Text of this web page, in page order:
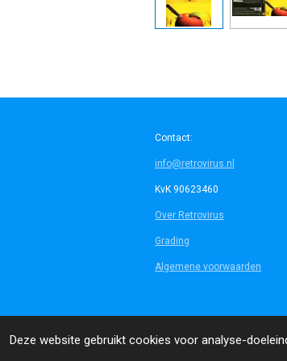
Deze website gebruikt cookies voor analyse-
Contact:
info@retrovirus.nl
KvK 90623460
Over Retrovirus
Grading
Algemene voorwaarden